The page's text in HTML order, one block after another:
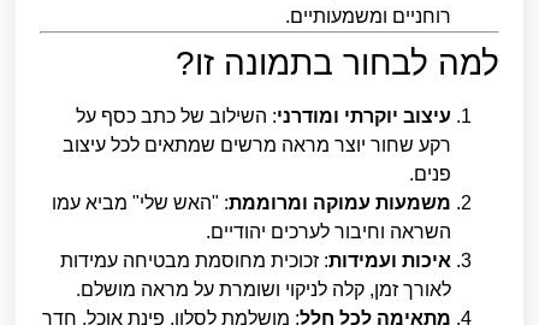
רוחניים ומשמעותיים.
למה לבחור בתמונה זו?
עיצוב יוקרתי ומודרני: השילוב של כתב כסף על
רקע שחור יוצר מראה מרשים שמתאים לכל עיצוב
פנים.
משמעות עמוקה ומרוממת: "האש שלי" מביא עמו
השראה וחיבור לערכים יהודיים.
איכות ועמידות: זכוכית מחוסמת מבטיחה עמידות
לאורך זמן, קלה לניקוי ושומרת על מראה מושלם.
מתאימה לכל חלל: מושלמת לסלון, פינת אוכל, חדר